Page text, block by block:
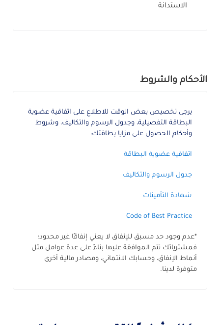
الاستدانة
الأحكام والشروط
يرجى تخصيص بعض الوقت للاطلاع على اتفاقية عضوية
البطاقة التفصيلية، وجدول الرسوم والتكاليف، وشروط
وأحكام الحصول على مزايا بطاقتك:
اتفاقية عضوية البطاقة
جدول الرسوم والتكاليف
شهادة التأمينات
Code of Best Practice
*عدم وجود حد مسبق للإنفاق لا يعني إنفاقًا غير محدود؛
فمشترياتك تتم الموافقة عليها بناءً على عدة عوامل مثل
أنماط الإنفاق، وحسابك الائتماني، ومصادر مالية أخرى
متوفرة لدينا.